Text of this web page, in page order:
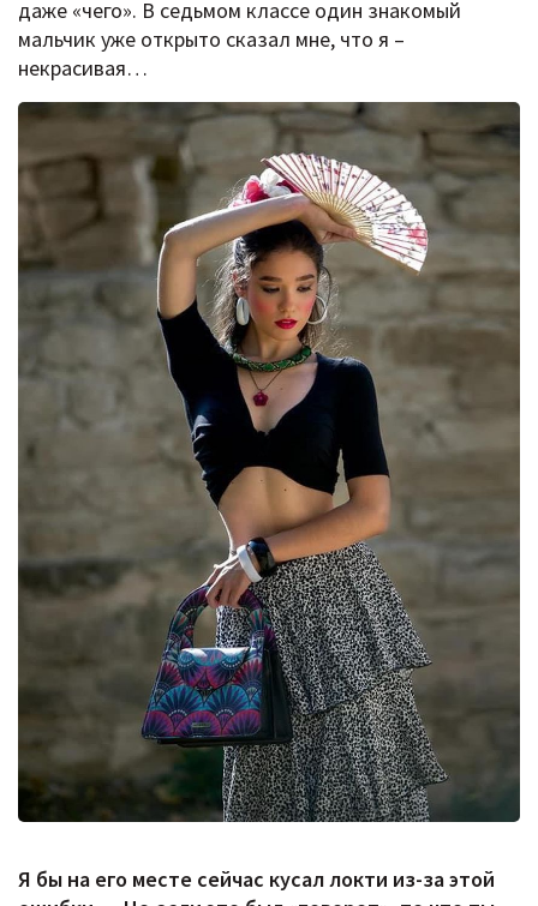
даже «чего». В седьмом классе один знакомый
мальчик уже открыто сказал мне, что я –
некрасивая…
Я бы на его месте сейчас кусал локти из-за этой